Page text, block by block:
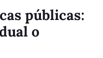
públicas:
o